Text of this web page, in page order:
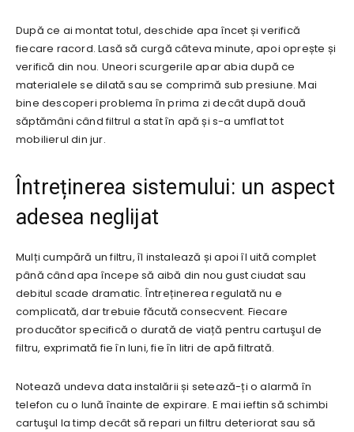
După ce ai montat totul, deschide apa încet și verifică
fiecare racord. Lasă să curgă câteva minute, apoi oprește și
verifică din nou. Uneori scurgerile apar abia după ce
materialele se dilată sau se comprimă sub presiune. Mai
bine descoperi problema în prima zi decât după două
săptămâni când filtrul a stat în apă și s-a umflat tot
mobilierul din jur.
Întreținerea sistemului: un aspect
adesea neglijat
Mulți cumpără un filtru, îl instalează și apoi îl uită complet
până când apa începe să aibă din nou gust ciudat sau
debitul scade dramatic. Întreținerea regulată nu e
complicată, dar trebuie făcută consecvent. Fiecare
producător specifică o durată de viață pentru cartuşul de
filtru, exprimată fie în luni, fie în litri de apă filtrată.
Notează undeva data instalării și setează-ți o alarmă în
telefon cu o lună înainte de expirare. E mai ieftin să schimbi
cartuşul la timp decât să repari un filtru deteriorat sau să